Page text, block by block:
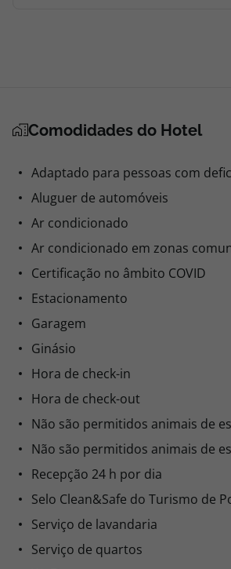
Adaptado para pessoas com
Ar condicionado
Ar condicionado em zonas comuns
Certificação no âmbito COVID
Estacionamento
Garagem
Ginásio
Hora de check-in
Hora de check-out
Não são permitidos animais de
Não são permitidos animais de
Recepção 24 h por dia
Selo Clean&Safe do Turismo de
Serviço de lavandaria
Serviço de quartos
Wi-Fi
Comodidades de Lazer